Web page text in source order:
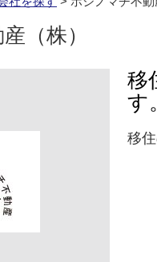
（株）
移
す。
移